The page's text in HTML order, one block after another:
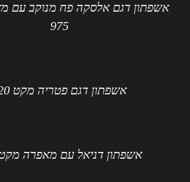
אשפתון דגם אלסקה פח מנוקב עם
975
אשפתון דגם פטריה מקט 920
אשפתון דניאל עם מאפרה מקט 970